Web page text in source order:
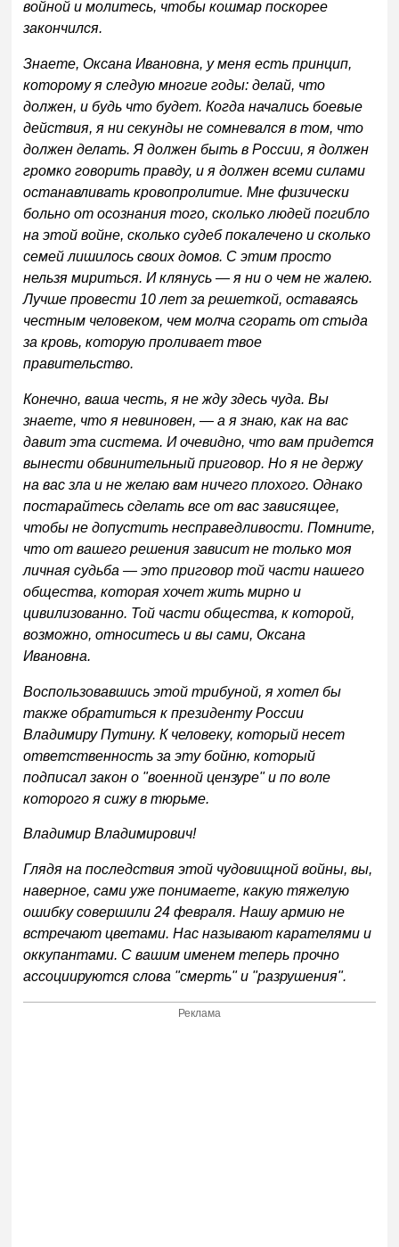
войной и молитесь, чтобы кошмар поскорее
закончился.
Знаете, Оксана Ивановна, у меня есть принцип,
которому я следую многие годы: делай, что
должен, и будь что будет. Когда начались боевые
действия, я ни секунды не сомневался в том, что
должен делать. Я должен быть в России, я должен
громко говорить правду, и я должен всеми силами
останавливать кровопролитие. Мне физически
больно от осознания того, сколько людей погибло
на этой войне, сколько судеб покалечено и сколько
семей лишилось своих домов. С этим просто
нельзя мириться. И клянусь — я ни о чем не жалею.
Лучше провести 10 лет за решеткой, оставаясь
честным человеком, чем молча сгорать от стыда
за кровь, которую проливает твое
правительство.
Конечно, ваша честь, я не жду здесь чуда. Вы
знаете, что я невиновен, — а я знаю, как на вас
давит эта система. И очевидно, что вам придется
вынести обвинительный приговор. Но я не держу
на вас зла и не желаю вам ничего плохого. Однако
постарайтесь сделать все от вас зависящее,
чтобы не допустить несправедливости. Помните,
что от вашего решения зависит не только моя
личная судьба — это приговор той части нашего
общества, которая хочет жить мирно и
цивилизованно. Той части общества, к которой,
возможно, относитесь и вы сами, Оксана
Ивановна.
Воспользовавшись этой трибуной, я хотел бы
также обратиться к президенту России
Владимиру Путину. К человеку, который несет
ответственность за эту бойню, который
подписал закон о "военной цензуре" и по воле
которого я сижу в тюрьме.
Владимир Владимирович!
Глядя на последствия этой чудовищной войны, вы,
наверное, сами уже понимаете, какую тяжелую
ошибку совершили 24 февраля. Нашу армию не
встречают цветами. Нас называют карателями и
оккупантами. С вашим именем теперь прочно
ассоциируются слова "смерть" и "разрушения".
Реклама